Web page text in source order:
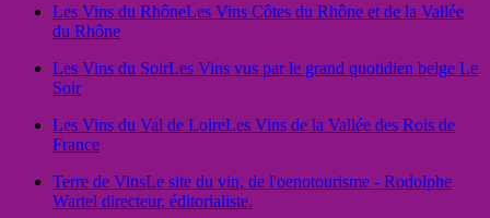
Les Vins du RhôneLes Vins Côtes du Rhône et de la Vallée
du Rhône
Les Vins du SoirLes Vins vus par le grand quotidien belge Le
Soir
Les Vins du Val de LoireLes Vins de la Vallée des Rois de
France
Terre de VinsLe site du vin, de l'oenotourisme - Rodolphe
Wartel directeur, éditorialiste.